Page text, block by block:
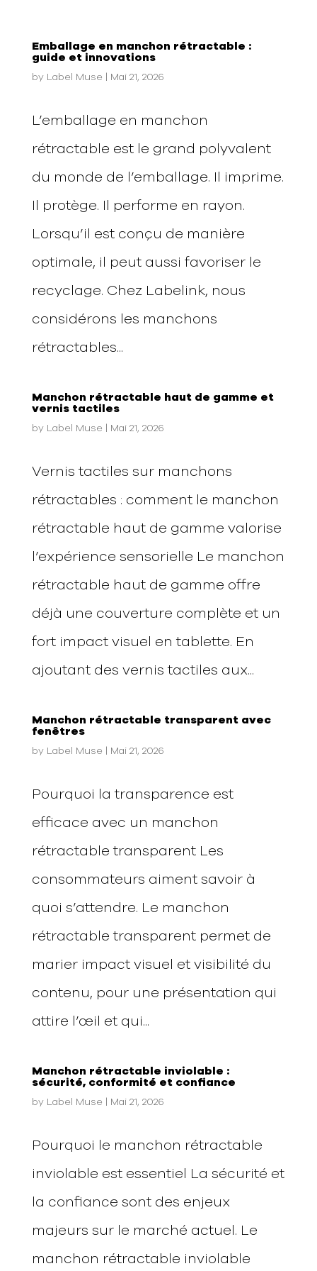
Emballage en manchon rétractable :
guide et innovations
by Label Muse Mai 21, 2026
L’emballage en manchon
rétractable est le grand polyvalent
du monde de l’emballage. Il imprime.
Il protège. Il performe en rayon.
Lorsqu’il est conçu de manière
optimale, il peut aussi favoriser le
recyclage. Chez Labelink, nous
considérons les manchons
rétractables...
Manchon rétractable haut de gamme et
vernis tactiles
by Label Muse Mai 21, 2026
Vernis tactiles sur manchons
rétractables : comment le manchon
rétractable haut de gamme valorise
l’expérience sensorielle Le manchon
rétractable haut de gamme offre
déjà une couverture complète et un
fort impact visuel en tablette. En
ajoutant des vernis tactiles aux...
Manchon rétractable transparent avec
fenêtres
by Label Muse Mai 21, 2026
Pourquoi la transparence est
efficace avec un manchon
rétractable transparent Les
consommateurs aiment savoir à
quoi s’attendre. Le manchon
rétractable transparent permet de
marier impact visuel et visibilité du
contenu, pour une présentation qui
attire l’œil et qui...
Manchon rétractable inviolable :
sécurité, conformité et confiance
by Label Muse Mai 21, 2026
Pourquoi le manchon rétractable
inviolable est essentiel La sécurité et
la confiance sont des enjeux
majeurs sur le marché actuel. Le
manchon rétractable inviolable